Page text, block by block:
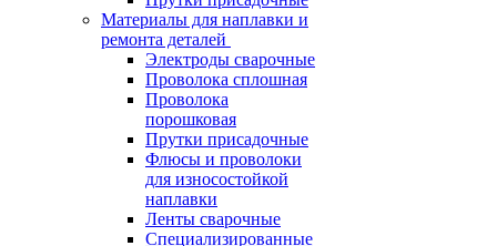
Материалы для наплавки и
ремонта деталей
Электроды сварочные
Проволока сплошная
Проволока
порошковая
Прутки присадочные
Флюсы и проволоки
для износостойкой
наплавки
Ленты сварочные
Специализированные